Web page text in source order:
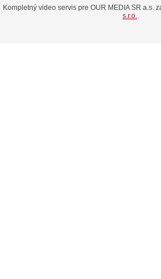
Kompletný video servis pre OUR MEDIA SR a.s.
s.r.o..